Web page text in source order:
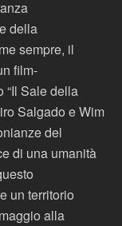
della
sempre, il
film-
“Il Sale della
Salgado e Wim
del
di una umanità
un territorio
alla